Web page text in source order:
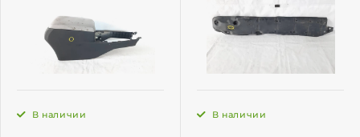
В наличии В наличии